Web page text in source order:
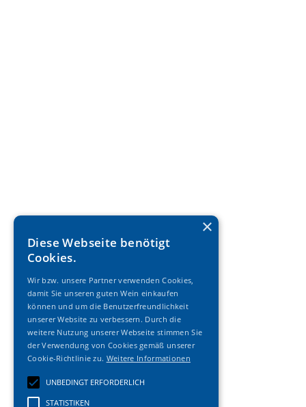
Diese Webseite benötigt
Cookies.
Wir bzw. unsere Partner verwenden Cookies,
damit Sie unseren guten Wein einkaufen
können und um die Benutzerfreundlichkeit
unserer Website zu verbessern. Durch die
weitere Nutzung unserer Webseite stimmen Sie
der Verwendung von Cookies gemäß unserer
Cookie-Richtlinie zu. Weitere Informationen
UNBEDINGT ERFORDERLICH
STATISTIKEN
×